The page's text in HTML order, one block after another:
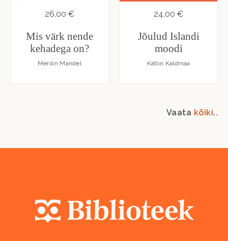
26,00 €
Mis värk nende
kehadega on?
Merilin Mandel
24,00 €
Jõulud Islandi
moodi
Kätlin Kaldmaa
Vaata kõiki..